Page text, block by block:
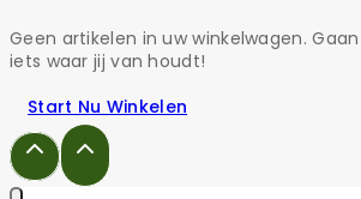
Geen artikelen in uw winkelwagen.
iets waar jij van houdt!
Start Nu Winkelen